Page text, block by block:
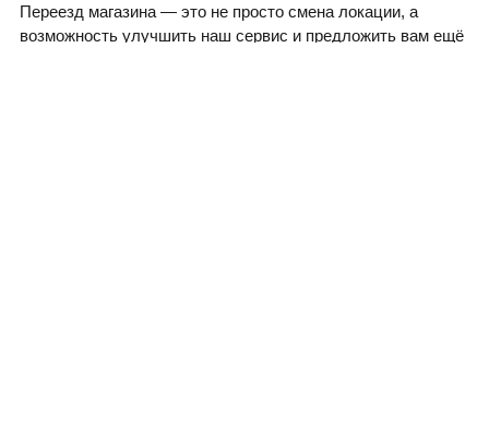
Переезд магазина — это не просто смена локации, а
возможность улучшить наш сервис и предложить вам ещё